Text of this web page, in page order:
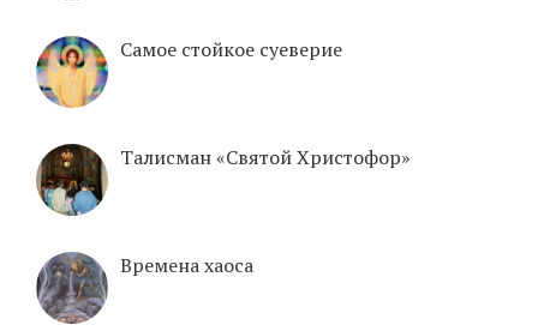
Самое стойкое суеверие
Талисман «Святой Христофор»
Времена хаоса